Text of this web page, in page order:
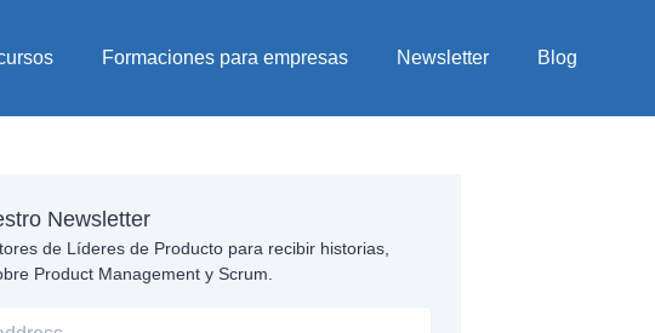
Formaciones para empresas Newsletter Blog
Newsletter
de Líderes de Producto para recibir historias,
Product Management y Scrum.